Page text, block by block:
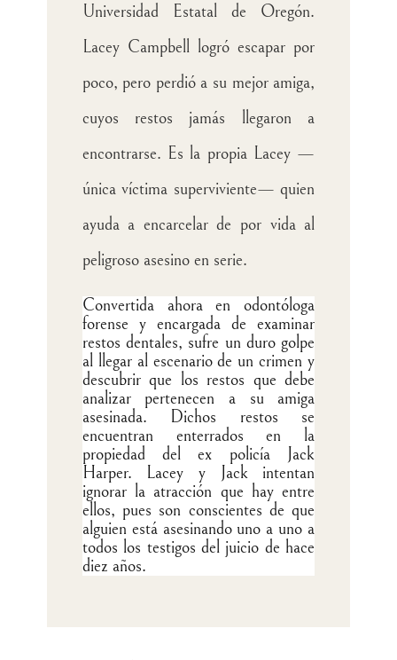
Universidad Estatal de Oregón.
Lacey Campbell logró escapar por
poco, pero perdió a su mejor amiga,
cuyos restos jamás llegaron a
encontrarse. Es la propia Lacey —
única víctima superviviente— quien
ayuda a encarcelar de por vida al
peligroso asesino en serie.
Convertida ahora en odontóloga
forense y encargada de examinar
restos dentales, sufre un duro golpe
al llegar al escenario de un crimen y
descubrir que los restos que debe
analizar pertenecen a su amiga
asesinada. Dichos restos se
encuentran enterrados en la
propiedad del ex policía Jack
Harper. Lacey y Jack intentan
ignorar la atracción que hay entre
ellos, pues son conscientes de que
alguien está asesinando uno a uno a
todos los testigos del juicio de hace
diez años.